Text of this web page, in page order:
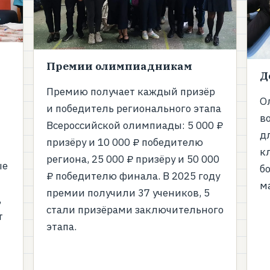
Премии олимпиадникам
Премию получает каждый призёр
и победитель регионального этапа
Всероссийской олимпиады: 5 000 ₽
призёру и 10 000 ₽ победителю
региона, 25 000 ₽ призёру и 50 000
₽ победителю финала. В 2025 году
премии получили 37 учеников, 5
стали призёрами заключительного
этапа.